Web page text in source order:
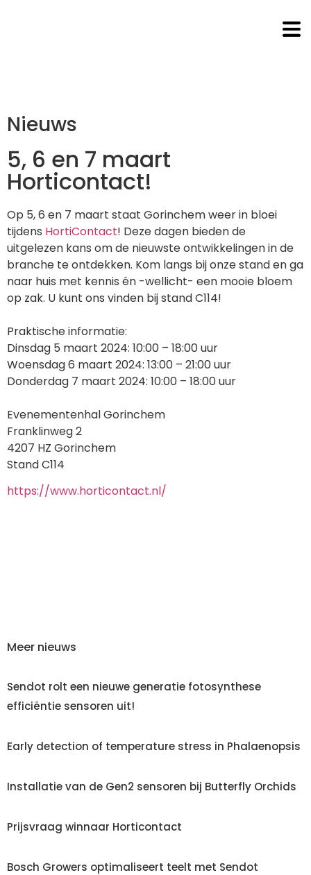
Nieuws
5, 6 en 7 maart
Horticontact!
Op 5, 6 en 7 maart staat Gorinchem weer in bloei
tijdens HortiContact! Deze dagen bieden de
uitgelezen kans om de nieuwste ontwikkelingen in de
branche te ontdekken. Kom langs bij onze stand en ga
naar huis met kennis én -wellicht- een mooie bloem
op zak. U kunt ons vinden bij stand C114!
Praktische informatie:
Dinsdag 5 maart 2024: 10:00 – 18:00 uur
Woensdag 6 maart 2024: 13:00 – 21:00 uur
Donderdag 7 maart 2024: 10:00 – 18:00 uur
Evenementenhal Gorinchem
Franklinweg 2
4207 HZ Gorinchem
Stand C114
https://www.horticontact.nl/
Meer nieuws
Sendot rolt een nieuwe generatie fotosynthese
efficiëntie sensoren uit!
Early detection of temperature stress in Phalaenopsis
Installatie van de Gen2 sensoren bij Butterfly Orchids
Prijsvraag winnaar Horticontact
Bosch Growers optimaliseert teelt met Sendot